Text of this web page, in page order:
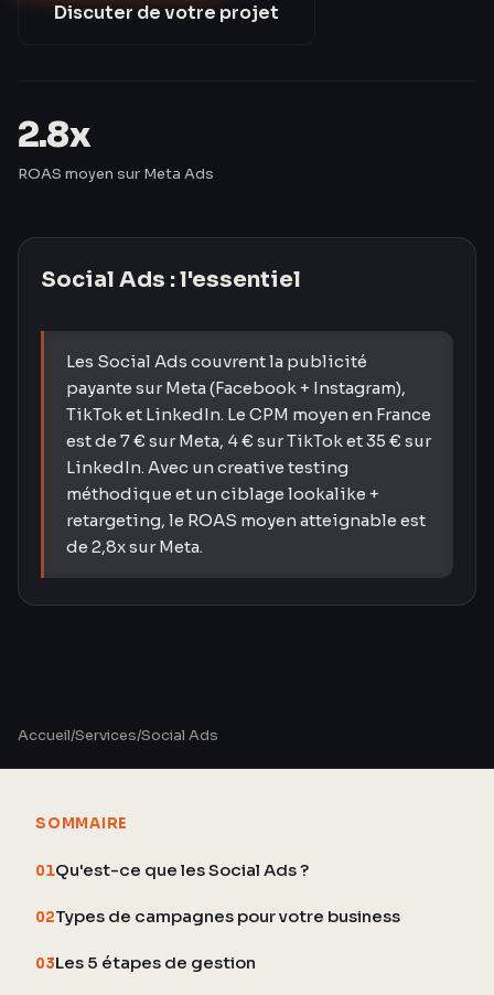
Discuter de votre projet
2.8x
ROAS moyen sur Meta Ads
Social Ads : l'essentiel
Les Social Ads couvrent la publicité
payante sur Meta (Facebook + Instagram),
TikTok et LinkedIn. Le CPM moyen en France
est de 7 € sur Meta, 4 € sur TikTok et 35 € sur
LinkedIn. Avec un creative testing
méthodique et un ciblage lookalike +
retargeting, le ROAS moyen atteignable est
de 2,8x sur Meta.
Accueil/Services/Social Ads
SOMMAIRE
01Qu'est-ce que les Social Ads ?
02Types de campagnes pour votre business
03Les 5 étapes de gestion